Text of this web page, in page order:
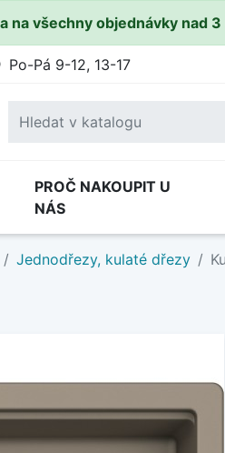
na všechny objednávky nad
Po-Pá 9-12, 13-17
PROČ NAKOUPIT U
NÁS
Jednodřezy, kulaté dřezy